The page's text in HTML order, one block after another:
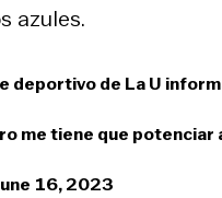
azules.
de La U
me tiene que
16, 2023